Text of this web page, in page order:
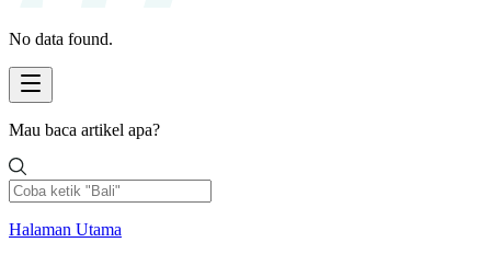
No data found.
Mau baca artikel apa?
Halaman Utama